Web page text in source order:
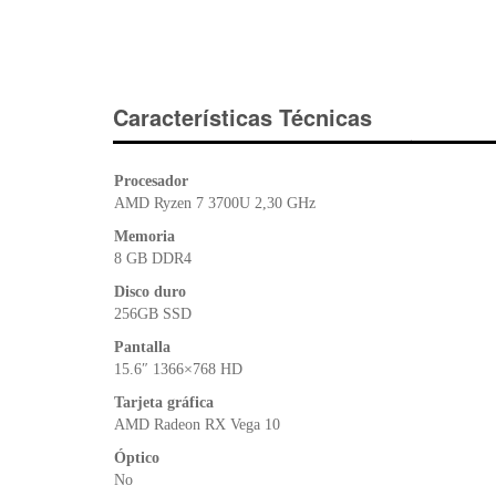
Características Técnicas
Procesador
AMD Ryzen 7 3700U 2,30 GHz
Memoria
8 GB DDR4
Disco duro
256GB SSD
Pantalla
15.6″ 1366×768 HD
Tarjeta gráfica
AMD Radeon RX Vega 10
Óptico
No